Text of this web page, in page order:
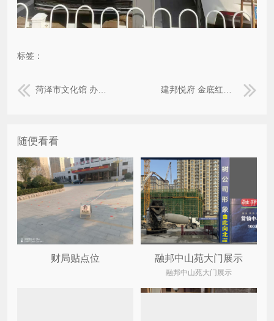
标签：
菏泽市文化馆 办公室 地下车位 建邦悦府 金底红面室内展板 红色吊旗 红色画面房产展示柜 玻璃贴字房产展示柜 户外三角桁架喷绘架 草地PVC展形展示架 建筑外立面喷绘布广告 门禁展示隔断
随便看看
财局贴点位 融邦中山苑大门展示
融邦中山苑大门展示